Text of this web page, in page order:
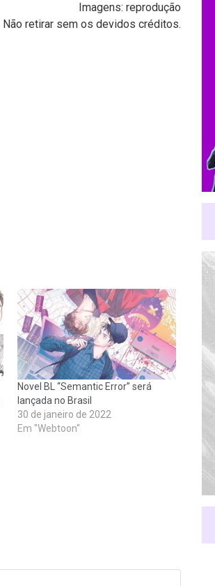
Imagens: reprodução
Não retirar sem os devidos créditos.
Novel BL “Semantic Error” será
lançada no Brasil
30 de janeiro de 2022
Em "Webtoon"